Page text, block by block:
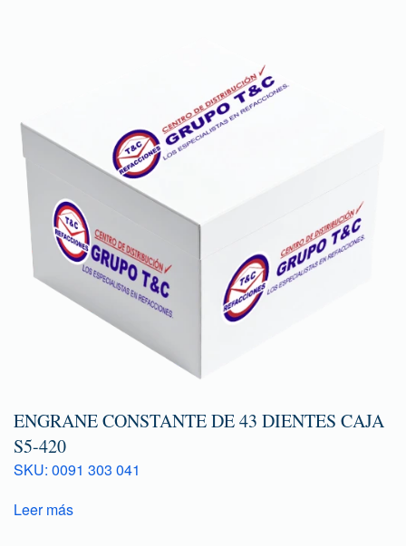
ENGRANE CONSTANTE DE 43 DIENTES CAJA
S5-420
SKU: 0091 303 041
Leer más